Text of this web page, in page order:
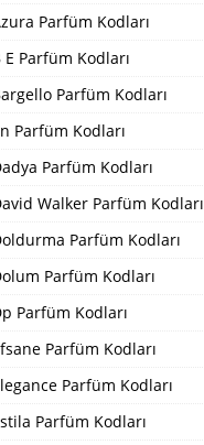
Parfüm Kodları
E Parfüm Kodları
Parfüm Kodları
Parfüm Kodları
Parfüm Kodları
Walker Parfüm Kodları
Parfüm Kodları
Parfüm Kodları
Parfüm Kodları
Parfüm Kodları
Parfüm Kodları
Parfüm Kodları